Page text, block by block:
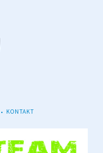
KONTAKT